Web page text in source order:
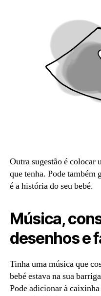
Outra sugestão é colocar
que tenha. Pode
é a história do seu bebé.
Música,
desenhos e
Tinha uma música que
bebé estava na sua
Pode adicionar à